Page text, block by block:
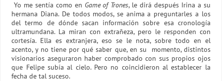
Yo me sentía como en Game of Trones, le dirá después Irina a su
hermana Diana. De todos modos, se anima a preguntarles a los
del termo de dónde sacan información sobre esa cronología
ultramundana. La miran con extrañeza, pero le responden con
cortesía. Ella es extranjera, eso se le nota, sobre todo en el
acento, y no tiene por qué saber que, en su momento, distintos
visionarios aseguraron haber comprobado con sus propios ojos
que Felipe subía al cielo. Pero no coincidieron al establecer la
fecha de tal suceso.